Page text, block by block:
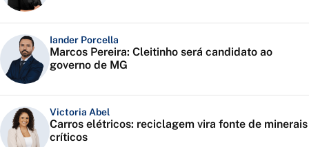
Iander Porcella
Marcos Pereira: Cleitinho será candidato ao
governo de MG
Victoria Abel
Carros elétricos: reciclagem vira fonte de minerais
críticos